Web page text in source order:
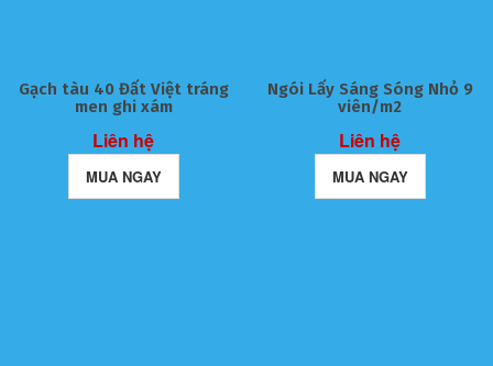
Gạch tàu 40 Đất Việt tráng
men ghi xám
Liên hệ
MUA NGAY
Ngói Lấy Sáng Sóng Nhỏ 9
viên/m2
Liên hệ
MUA NGAY